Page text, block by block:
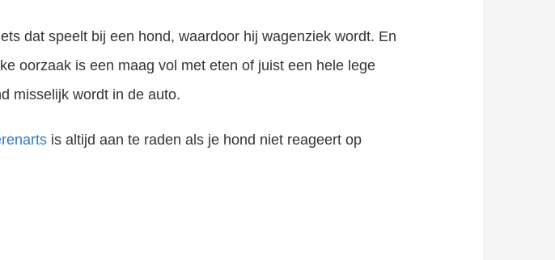
dat speelt bij een hond, waardoor hij wagenziek wordt. En
oorzaak is een maag vol met eten of juist een hele lege
misselijk wordt in de auto.
is altijd aan te raden als je hond niet reageert op